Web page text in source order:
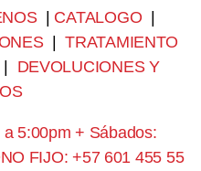
| CATALOGO |
|TRATAMIENTO
DEVOLUCIONES Y
5:00pm + Sábados:
FIJO: +57 601 455 55